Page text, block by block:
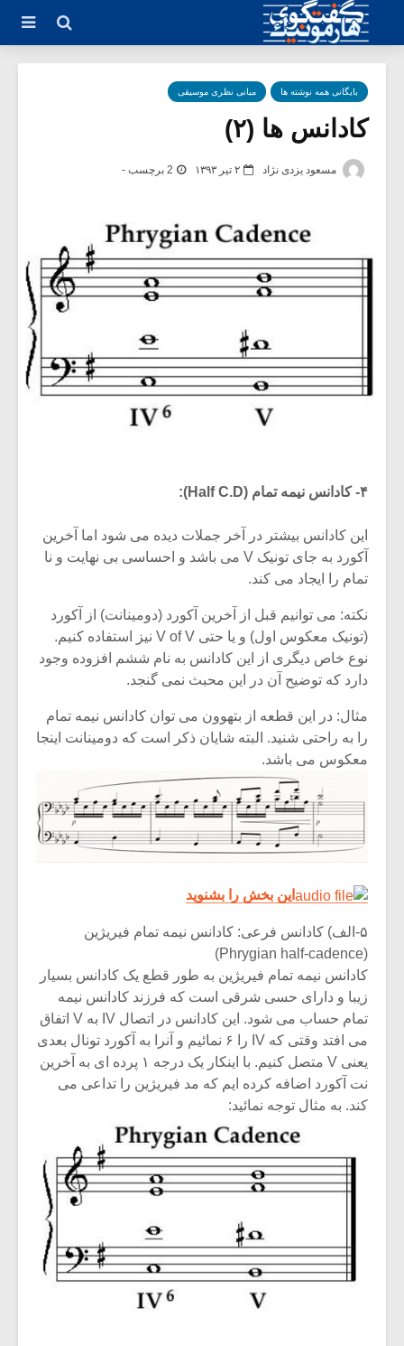
بایگانی همه نوشته ها مبانی نظری موسیقی
کادانس ها (۲)
مسعود یزدی نژاد ۲ تیر ۱۳۹۳ 2 برچسب -
۴- کادانس نیمه تمام (Half C.D):
این کادانس بیشتر در آخر جملات دیده می شود اما آخرین
آکورد به جای تونیک V می باشد و احساسی بی نهایت و نا
تمام را ایجاد می کند.
نکته: می توانیم قبل از آخرین آکورد (دومینانت) از آکورد
(تونیک معکوس اول) و یا حتی V of V نیز استفاده کنیم.
نوع خاص دیگری از این کادانس به نام ششم افزوده وجود
دارد که توضیح آن در این محبث نمی گنجد.
مثال: در این قطعه از بتهوون می توان کادانس نیمه تمام
را به راحتی شنید. البته شایان ذکر است که دومینانت اینجا
معکوس می باشد.
این بخش را بشنوید
۵-الف) کادانس فرعی: کادانس نیمه تمام فیریژین
(Phrygian half-cadence)
کادانس نیمه تمام فیریژین به طور قطع یک کادانس بسیار
زیبا و دارای حسی شرقی است که فرزند کادانس نیمه
تمام حساب می شود. این کادانس در اتصال IV به V اتفاق
می افتد وقتی که IV را ۶ نمائیم و آنرا به آکورد تونال بعدی
یعنی V متصل کنیم. با اینکار یک درجه ۱ پرده ای به آخرین
نت آکورد اضافه کرده ایم که مد فیریژین را تداعی می
کند. به مثال توجه نمائید:
میکلوش روژا
یادداشتی بر موسیقی
اگر نمی توانی
بدنام ترین باش
دوره
موسیقی
موسیقی
برگزار
سکانسی